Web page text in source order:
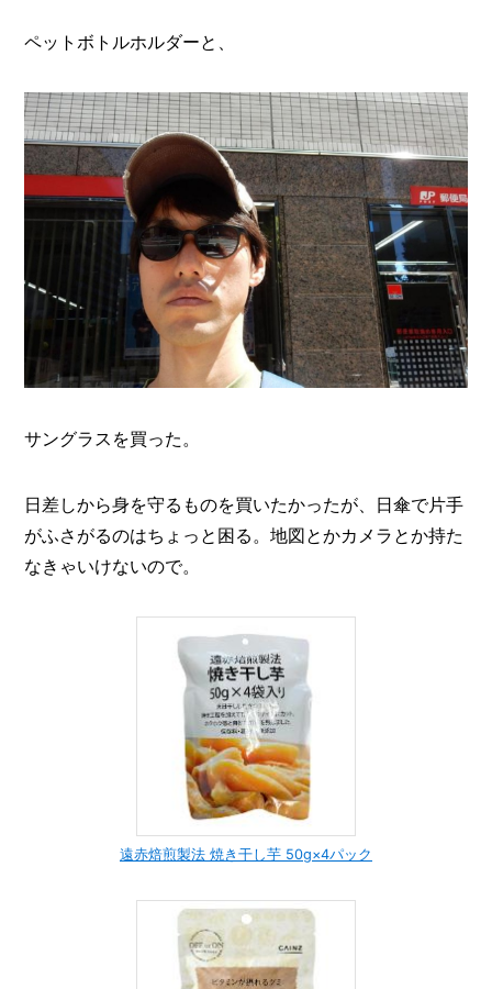
ペットボトルホルダーと、
サングラスを買った。
日差しから身を守るものを買いたかったが、日傘で片手
がふさがるのはちょっと困る。地図とかカメラとか持た
なきゃいけないので。
遠赤焙煎製法 焼き干し芋 50g×4パック